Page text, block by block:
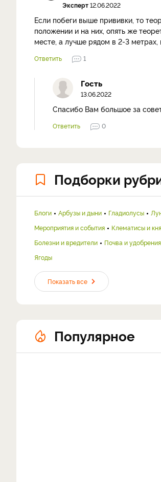
Эксперт12.06.2022
Если побеги выше прививки, то
положении и на них, опять же
месте, а лучше рядом в 2-3
Ответить 1
Гость
13.06.2022
Спасибо Вам большое за
Ответить 0
Подборки
Блоги Арбузы и дыни Гладиолусы
Мероприятия и события
Клематисы и
Болезни и вредители
Почва и удобрения
Ягоды
Показать все
Популярное